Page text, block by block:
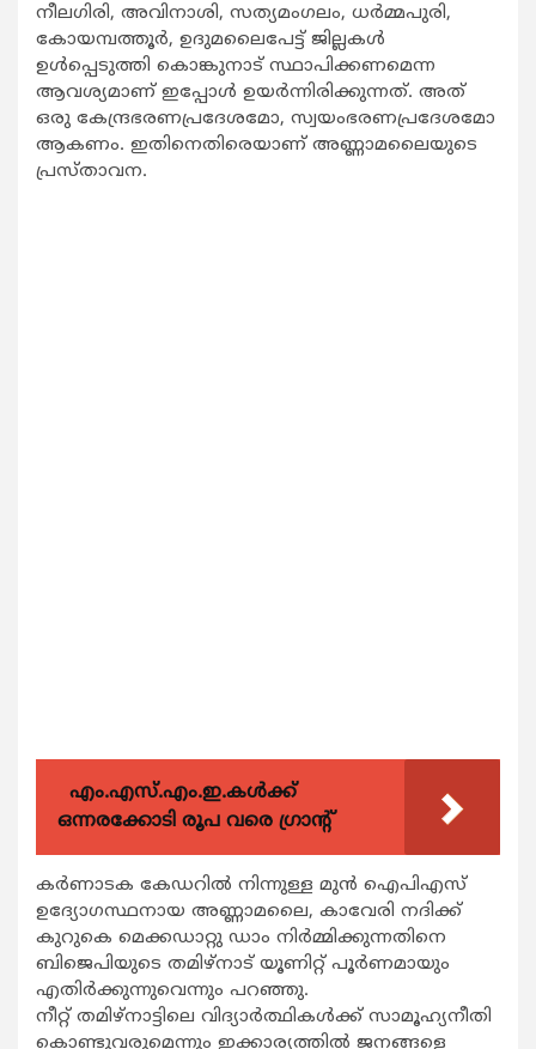
നീലഗിരി, അവിനാശി, സത്യമംഗലം, ധര്‍മ്മപുരി,
കോയമ്പത്തൂര്‍, ഉദുമലൈപേട്ട് ജില്ലകള്‍
ഉള്‍പ്പെടുത്തി കൊങ്കുനാട് സ്ഥാപിക്കണമെന്ന
ആവശ്യമാണ് ഇപ്പോള്‍ ഉയര്‍ന്നിരിക്കുന്നത്. അത്
ഒരു കേന്ദ്രഭരണപ്രദേശമോ, സ്വയംഭരണപ്രദേശമോ
ആകണം. ഇതിനെതിരെയാണ് അണ്ണാമലൈയുടെ
പ്രസ്താവന.
എം.എസ്.എം.ഇ.കൾക്ക്
ഒന്നരക്കോടി രൂപ വരെ ഗ്രാന്റ്
കര്‍ണാടക കേഡറില്‍ നിന്നുള്ള മുന്‍ ഐപിഎസ്
ഉദ്യോഗസ്ഥനായ അണ്ണാമലൈ, കാവേരി നദിക്ക്
കുറുകെ മെക്കഡാറ്റു ഡാം നിര്‍മ്മിക്കുന്നതിനെ
ബിജെപിയുടെ തമിഴ്നാട് യൂണിറ്റ് പൂര്‍ണമായും
എതിര്‍ക്കുന്നുവെന്നും പറഞ്ഞു.
നീറ്റ് തമിഴ്നാട്ടിലെ വിദ്യാര്‍ത്ഥികള്‍ക്ക് സാമൂഹ്യനീതി
കൊണ്ടുവരുമെന്നും ഇക്കാര്യത്തില്‍ ജനങ്ങളെ